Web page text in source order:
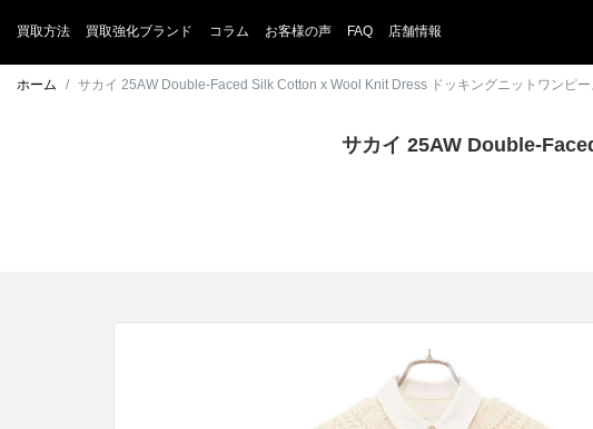
買取方法 買取強化ブランド コラム お客様の声 FAQ 店舗情報
ホーム サカイ 25AW Double-Faced Silk Cotton x Wool Knit Dress ドッキングニットワンピ
サカイ 25AW Double-